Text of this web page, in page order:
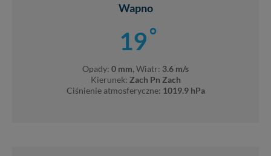
Wapno
19°
Opady: 0 mm, Wiatr: 3.6 m/s
Kierunek: Zach Pn Zach
Ciśnienie atmosferyczne: 1019.9 hPa